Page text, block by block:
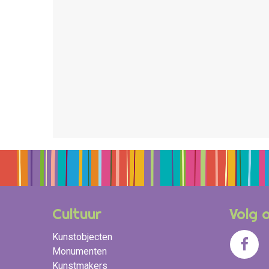
Cultuur
Kunstobjecten
Monumenten
Kunstmakers
Volg